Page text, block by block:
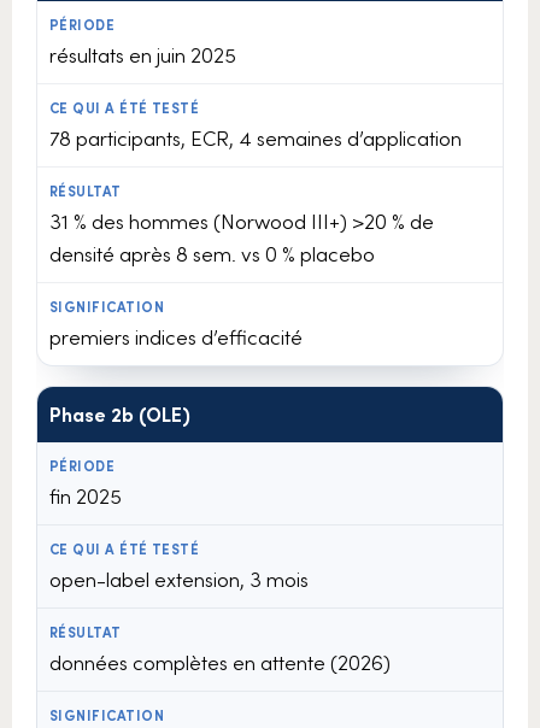
résultats en juin 2025
78 participants, ECR, 4 semaines d’application
31 % des hommes (Norwood III+) >20 % de
densité après 8 sem. vs 0 % placebo
premiers indices d’efficacité
Phase 2b (OLE)
fin 2025
open-label extension, 3 mois
données complètes en attente (2026)